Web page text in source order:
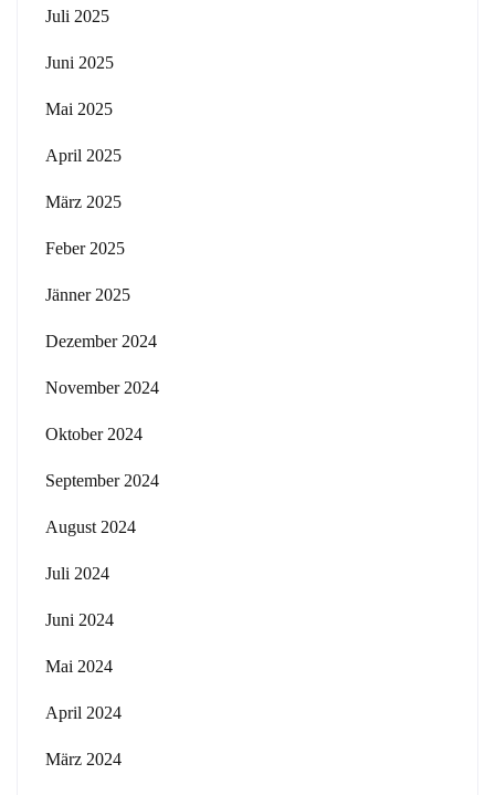
Juli 2025
Juni 2025
Mai 2025
April 2025
März 2025
Feber 2025
Jänner 2025
Dezember 2024
November 2024
Oktober 2024
September 2024
August 2024
Juli 2024
Juni 2024
Mai 2024
April 2024
März 2024